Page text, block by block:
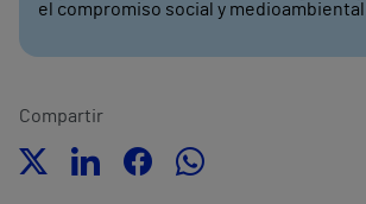
el compromiso social y medioambiental.
Compartir